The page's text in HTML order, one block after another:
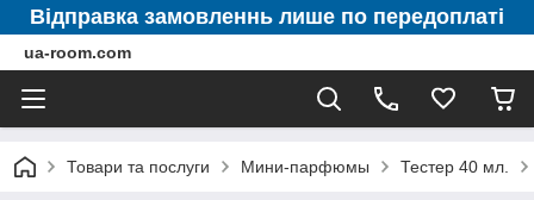
Відправка замовленнь лише по передоплаті
ua-room.com
Товари та послуги Мини-парфюмы Тестер 40 мл.